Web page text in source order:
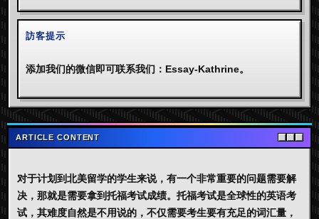
訪客提示
添加我们的微信即可联系我们：Essay-Kathrine。
ARTICLE CONTENT
对于计划到北美留学的学生来说，有一个非常重要的问题需要解
决，那就是需要拿到托福考试成绩。托福考试是全球性的英语考
试，其难度自然是不用说的，不仅需要考生要有充足的词汇量，